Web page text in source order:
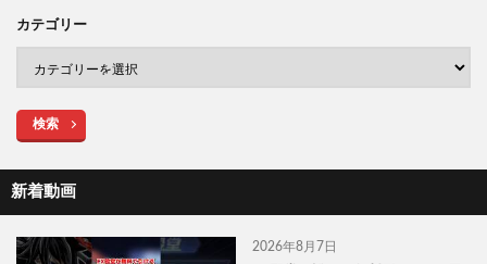
カテゴリー
検索
新着動画
2026年8月7日